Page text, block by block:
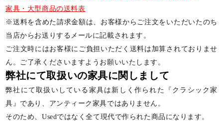
家具・大型商品の送料表
※送料を含めた請求金額は、お客様からご注文をいただいたのち
当店からお送りするメールに記載されます。
ご注文時にはお客様にご負担いただく送料は加算されておりませ
ん。ご了承くださいますようお願いいたします。
弊社にて取扱いの家具に関しまして
弊社にて取扱いしている家具は新しく作られた『クラシック家
具』であり、アンティーク家具ではありません。
そのため、Usedではなく全て現代で作られた商品になります。